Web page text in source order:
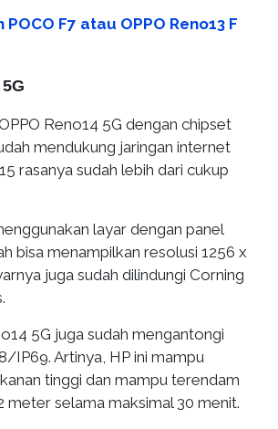
F7 atau OPPO Reno13 F
Reno14 5G dengan chipset
mendukung jaringan internet
rasanya sudah lebih dari cukup
layar dengan panel
bisa menampilkan resolusi 1256 x
juga sudah dilindungi Corning
5G juga sudah mengantongi
IP69. Artinya, HP ini mampu
tinggi dan mampu terendam
meter selama maksimal 30 menit.